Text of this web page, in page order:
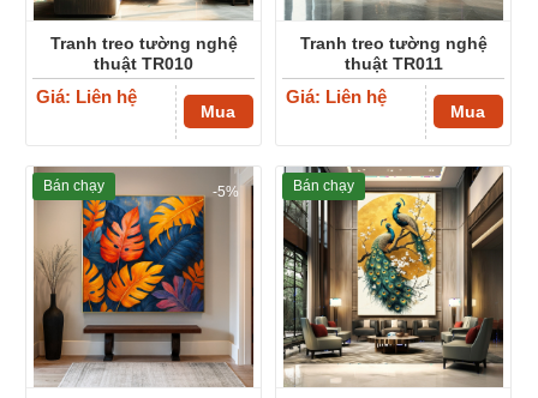
Tranh treo tường nghệ
thuật TR010
Giá: Liên hệ
Mua
Tranh treo tường nghệ
thuật TR011
Giá: Liên hệ
Mua
-5%
Bán chạy Bán chạy